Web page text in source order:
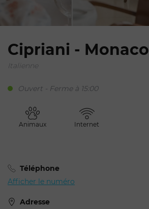
Cipriani - Monaco
Italienne
Ouvert - Ferme à 15:00
Animaux Internet
Téléphone
Afficher le numéro
Adresse